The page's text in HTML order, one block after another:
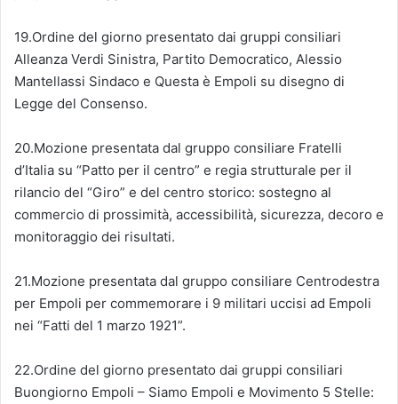
19.Ordine del giorno presentato dai gruppi consiliari
Alleanza Verdi Sinistra, Partito Democratico, Alessio
Mantellassi Sindaco e Questa è Empoli su disegno di
Legge del Consenso.
20.Mozione presentata dal gruppo consiliare Fratelli
d’Italia su “Patto per il centro” e regia strutturale per il
rilancio del “Giro” e del centro storico: sostegno al
commercio di prossimità, accessibilità, sicurezza, decoro e
monitoraggio dei risultati.
21.Mozione presentata dal gruppo consiliare Centrodestra
per Empoli per commemorare i 9 militari uccisi ad Empoli
nei “Fatti del 1 marzo 1921”.
22.Ordine del giorno presentato dai gruppi consiliari
Buongiorno Empoli – Siamo Empoli e Movimento 5 Stelle: